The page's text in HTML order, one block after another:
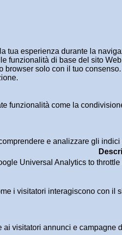
tua esperienza durante la
funzionalità di base del sito
browser solo con il tuo
funzionalità come la
e analizzare gli
Universal Analytics to
i visitatori interagiscono con
ai visitatori annunci e